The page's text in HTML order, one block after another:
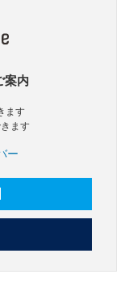
案内
ます
ます
ー